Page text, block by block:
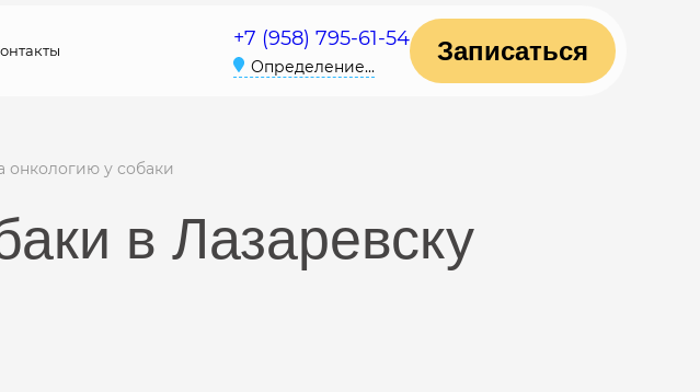
+7 (958) 795-61-54
Определение...
Записаться
онкологию у собаки
в Лазаревску